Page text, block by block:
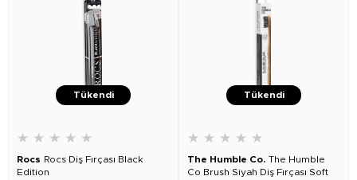
Tükendi
★ ★ ★ ★ ★
Rocs Rocs Diş Fırçası Black
Edition
Tükendi
★ ★ ★ ★ ★
The Humble Co. The Humble
Co Brush Siyah Diş Fırçası Soft